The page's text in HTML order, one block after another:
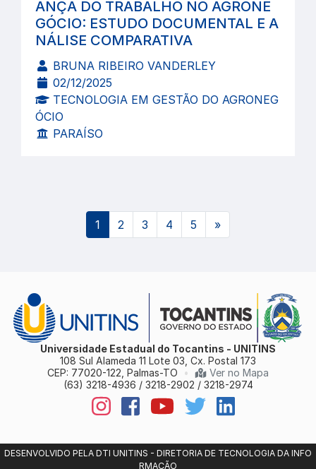
ANÇA DO TRABALHO NO AGRONE
GÓCIO: ESTUDO DOCUMENTAL E A
NÁLISE COMPARATIVA
BRUNA RIBEIRO VANDERLEY
02/12/2025
TECNOLOGIA EM GESTÃO DO AGRONEG
ÓCIO
PARAÍSO
1 (atual)
2 3 4 5 »
Universidade Estadual do Tocantins - UNITINS
108 Sul Alameda 11 Lote 03, Cx. Postal 173
CEP: 77020-122, Palmas-TO
•
Ver no Mapa
(63) 3218-4936 / 3218-2902 / 3218-2974
DESENVOLVIDO PELA DTI UNITINS - DIRETORIA DE TECNOLOGIA DA INFO
RMAÇÃO